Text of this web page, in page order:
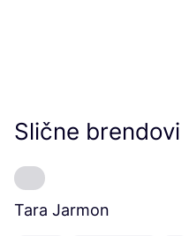
Slične brendovi
Tara Jarmon